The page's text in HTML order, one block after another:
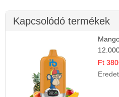
Kapcsolódó termékek
Ft